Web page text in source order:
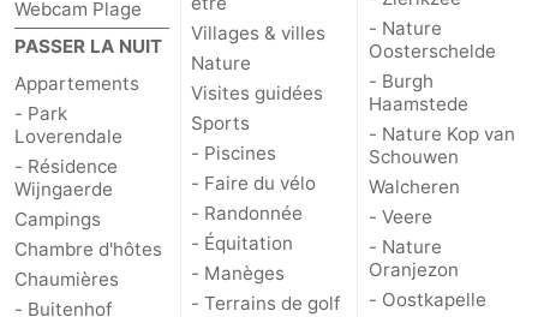
Oranjezon
Oostkapelle
-
Nature
de
Mantelingen
-
Westkapelle
-
Zoutelande
-
Nature
-
Webcam Plage
PASSER LA NUIT
Appartements
- Park
Loverendale
- Résidence
Wijngaerde
Campings
Chambre d'hôtes
Chaumières
- Buitenhof
Villages & villes
Nature
Visites guidées
Sports
- Piscines
- Faire du vélo
- Randonnée
- Équitation
- Manèges
- Terrains de golf
- Nature
Oosterschelde
- Burgh
Haamstede
- Nature Kop van
Schouwen
Walcheren
- Veere
- Nature
Oranjezon
- Oostkapelle